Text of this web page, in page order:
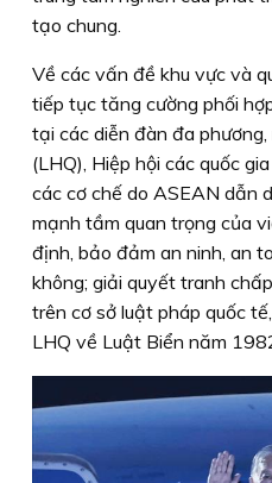
tạo chung.
Về các vấn đề khu vực và
tiếp tục tăng cường phối
tại các diễn đàn đa
(LHQ), Hiệp hội các quốc
các cơ chế do ASEAN dẫn
mạnh tầm quan trọng của
định, bảo đảm an ninh, an
không; giải quyết tranh
trên cơ sở luật pháp quốc
LHQ về Luật Biển năm